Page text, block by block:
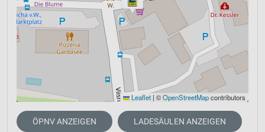
Leaflet | ©OpenStreetMapcontributors
ÖPNV ANZEIGEN LADESÄULEN ANZEIGEN